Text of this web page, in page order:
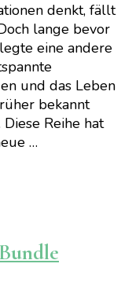
denkt, fällt
lange bevor
eine andere
und das Leben
bekannt
Reihe hat
…